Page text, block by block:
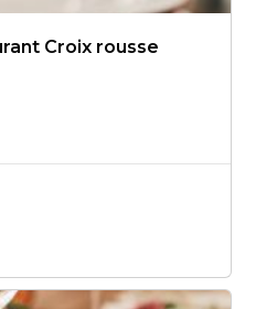
Croix rousse